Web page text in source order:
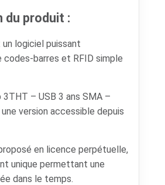
du produit :
un logiciel puissant
codes-barres et RFID simple
3THT – USB 3 ans SMA –
version accessible depuis
en licence perpétuelle,
unique permettant une
dans le temps.